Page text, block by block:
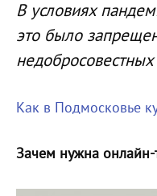
В условиях
это было
Как в Подмосковье
Зачем нужна онлайн-